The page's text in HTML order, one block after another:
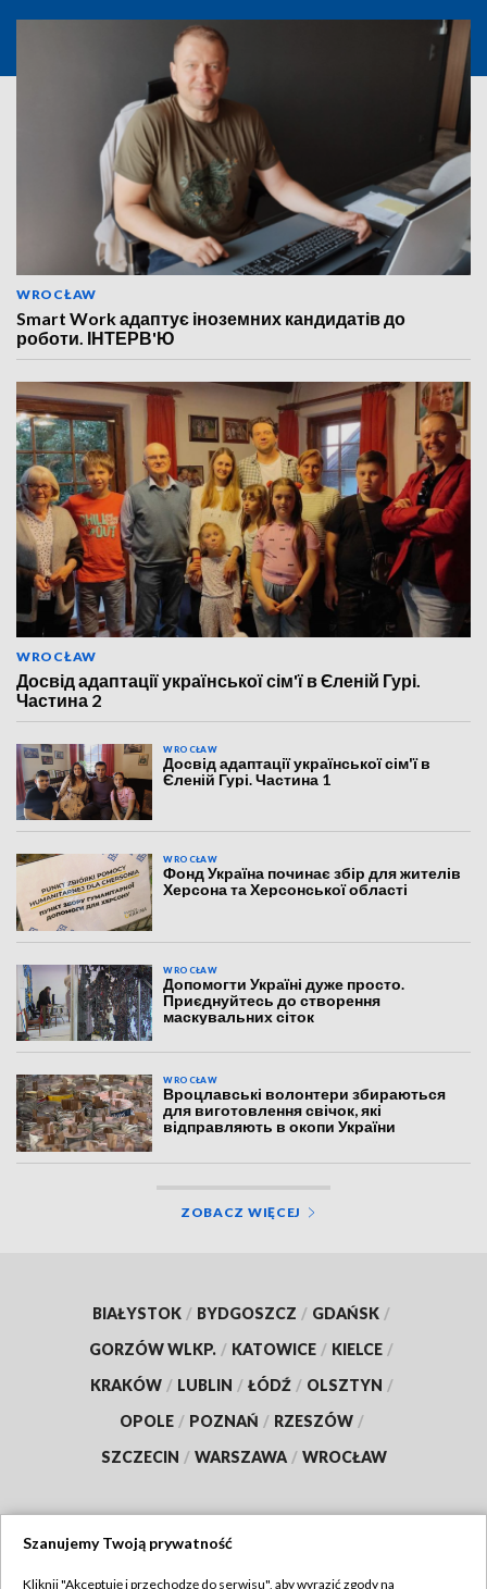
WROCŁAW
Smart Work адаптує іноземних кандидатів до
роботи. ІНТЕРВ'Ю
WROCŁAW
Досвід адаптації української сім'ї в Єленій Гурі.
Частина 2
WROCŁAW
Досвід адаптації української сім'ї в
Єленій Гурі. Частина 1
WROCŁAW
Фонд Україна починає збір для жителів
Херсона та Херсонської області
WROCŁAW
Допомогти Україні дуже просто.
Приєднуйтесь до створення
маскувальних сіток
WROCŁAW
Вроцлавські волонтери збираються
для виготовлення свічок, які
відправляють в окопи України
ZOBACZ WIĘCEJ
BIAŁYSTOK / BYDGOSZCZ / GDAŃSK /
GORZÓW WLKP. / KATOWICE / KIELCE /
KRAKÓW / LUBLIN / ŁÓDŹ / OLSZTYN /
OPOLE / POZNAŃ / RZESZÓW /
SZCZECIN / WARSZAWA / WROCŁAW
Szanujemy Twoją prywatność
Kliknij "Akceptuję i przechodzę do serwisu", aby wyrazić zgody na